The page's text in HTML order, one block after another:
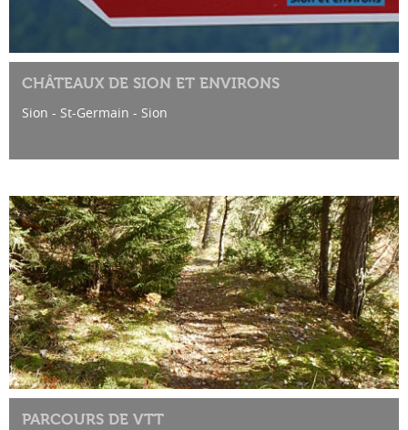
CHÂTEAUX DE SION ET ENVIRONS
Sion - St-Germain - Sion
PARCOURS DE VTT